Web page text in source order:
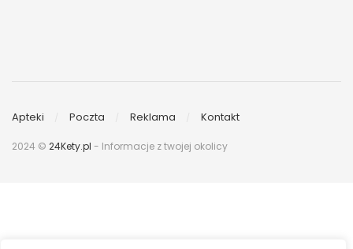
Apteki Poczta Reklama Kontakt
2024 © 24Kety.pl - Informacje z twojej okolicy